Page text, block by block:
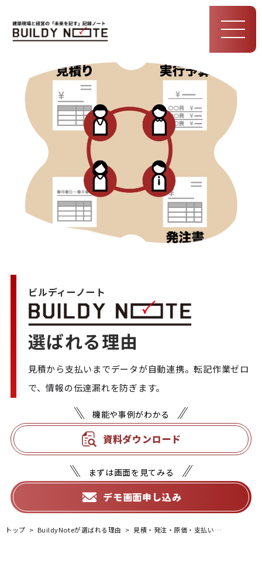
MEN
U
ビルディーノート
選ばれる理由
見積から支払いまでデータが自動連携。転記作業ゼロ
で、情報の伝達漏れを防ぎます。
機能や事例がわかる
資料ダウンロード
まずは画面を見てみる
デモ画面申し込み
トップ BuildyNoteが選ばれる理由 見積・発注・原価・支払いが一気通貫